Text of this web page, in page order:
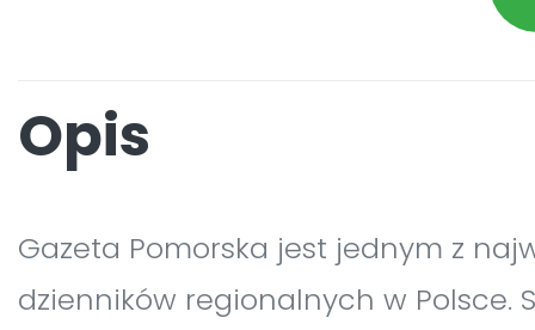
Opis
Gazeta Pomorska jest jednym z
dzienników regionalnych w Polsce.